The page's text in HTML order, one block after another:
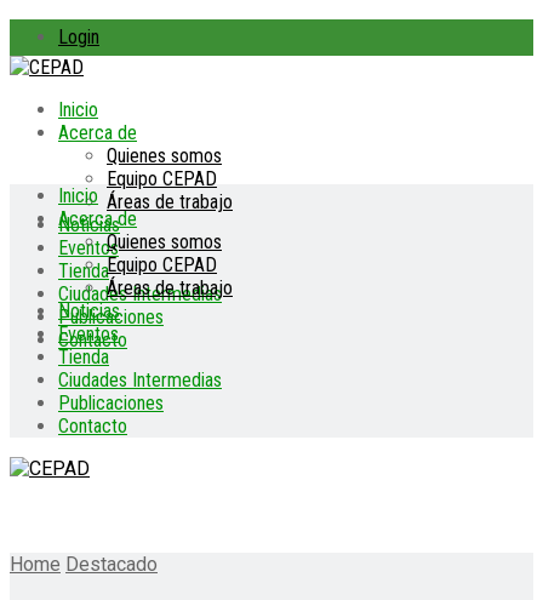
Login
Inicio
Acerca de
Quienes somos
Equipo CEPAD
Áreas de trabajo
Noticias
Eventos
Tienda
Ciudades Intermedias
Publicaciones
Contacto
Inicio
Acerca de
Quienes somos
Equipo CEPAD
Áreas de trabajo
Noticias
Eventos
Tienda
Ciudades Intermedias
Publicaciones
Contacto
Home Destacado